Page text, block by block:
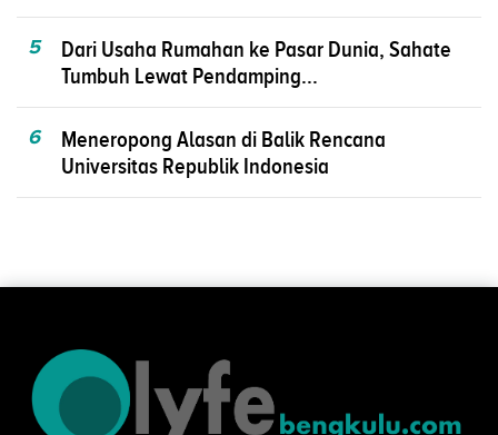
5
Dari Usaha Rumahan ke Pasar Dunia, Sahate
Tumbuh Lewat Pendamping...
6
Meneropong Alasan di Balik Rencana
Universitas Republik Indonesia